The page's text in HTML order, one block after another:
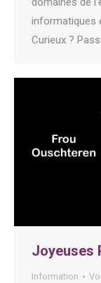
informatiques
Curieux ?
Joyeuses
Information